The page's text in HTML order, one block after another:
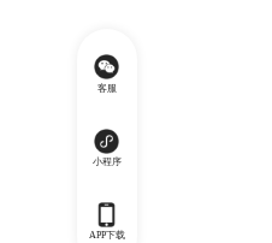
客服
小程序
APP下载